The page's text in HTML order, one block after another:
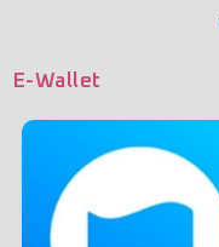
E-Wallet